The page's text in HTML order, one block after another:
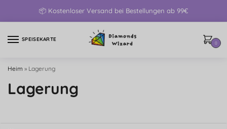
📦 Kostenloser Versand bei Bestellungen ab 99€
SPEISEKARTE
0
Heim » Lagerung
Lagerung